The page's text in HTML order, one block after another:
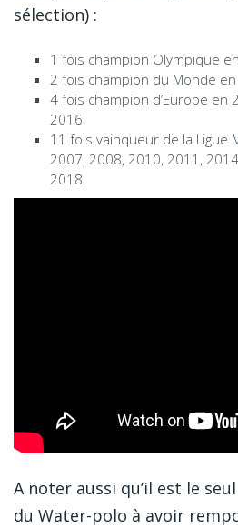
sélection) :
1 fois champion Olympique
2 fois champion du Monde
4 fois champion d’Europe en
2016
11 fois vainqueur de la Ligue
2007, 2008, 2010, 2011,
2018.
A noter aussi qu’il est le
du Water-polo à avoir